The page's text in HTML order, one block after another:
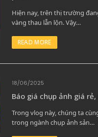
Hiện nay, trên thị trường
vàng thau lẫn lộn. Vậy…
READ MORE
18/06/2025
Báo giá chụp ảnh giá
Trong vlog này, chúng ta
trong ngành chụp ảnh sản…